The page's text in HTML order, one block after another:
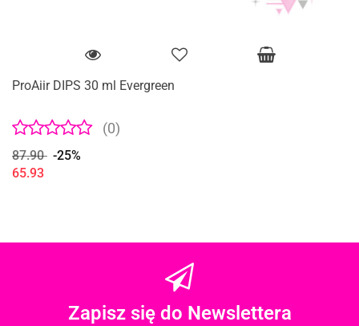
ProAiir DIPS 30 ml Evergreen
(0)
87.90 -25%
65.93
Zapisz się do Newslettera